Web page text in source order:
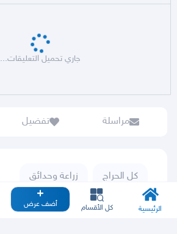
جاري تحميل التعليقات...
مراسلة تفضيل
كل الحراج زراعة وحدائق
الرئيسية كل الأقسام أضف عرض